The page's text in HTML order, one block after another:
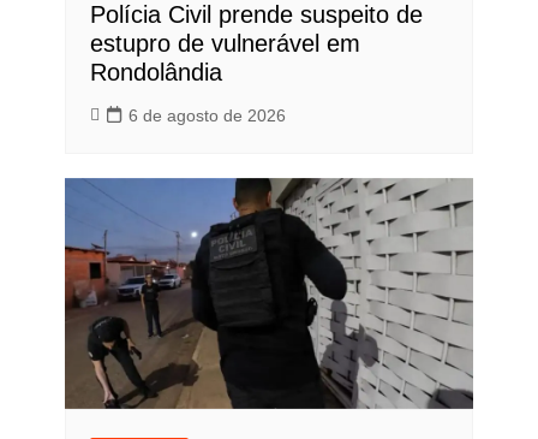
Polícia Civil prende suspeito de
estupro de vulnerável em
Rondolândia
6 de agosto de 2026